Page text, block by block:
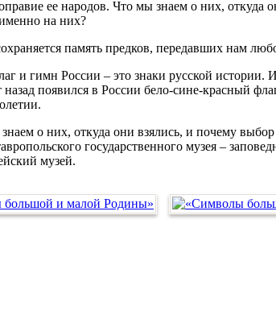
ее народов. Что мы знаем о них, откуда
на них?
память предков, передавших нам
гимн России – это знаки русской истории.
назад появился в России бело-сине-красный
о них, откуда они взялись, и почему выбор
государственного музея –
музей.